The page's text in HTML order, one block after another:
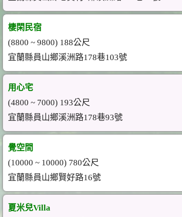
棲閑民宿
(8800 ~ 9800) 188公尺
宜蘭縣員山鄉溪洲路178巷103號
用心宅
(4800 ~ 7000) 193公尺
宜蘭縣員山鄉溪洲路178巷93號
覺空間
(10000 ~ 10000) 780公尺
宜蘭縣員山鄉賢好路16號
夏米兒Villa